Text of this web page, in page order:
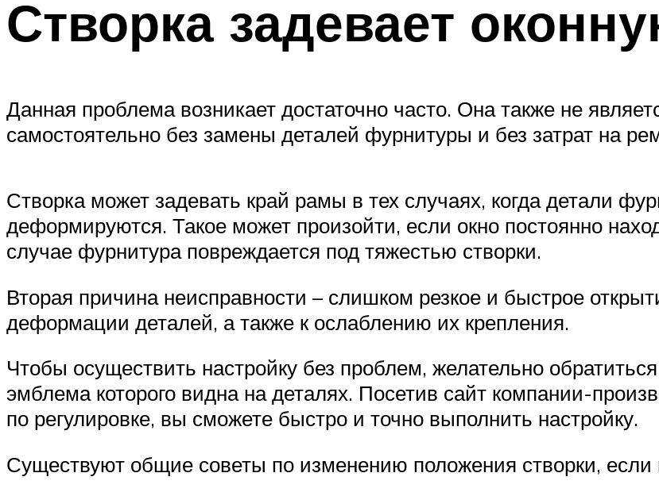
Створка задевает
Данная проблема возникает достаточно часто. Она также не
самостоятельно без замены деталей фурнитуры и без затрат на
Створка может задевать край рамы в тех случаях, когда детали
деформируются. Такое может произойти, если окно постоянно
случае фурнитура повреждается под тяжестью створки.
Вторая причина неисправности – слишком резкое и быстрое
деформации деталей, а также к ослаблению их крепления.
Чтобы осуществить настройку без проблем, желательно
эмблема которого видна на деталях. Посетив сайт компании-
по регулировке, вы сможете быстро и точно выполнить настройку.
Существуют общие советы по изменению положения створки,